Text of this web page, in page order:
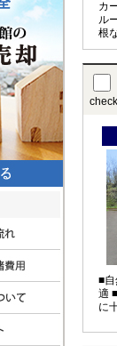
カ
ル
根
check
■自
適
に